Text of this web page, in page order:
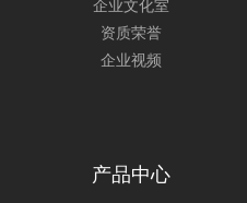
企业文化室
资质荣誉
企业视频
产品中心